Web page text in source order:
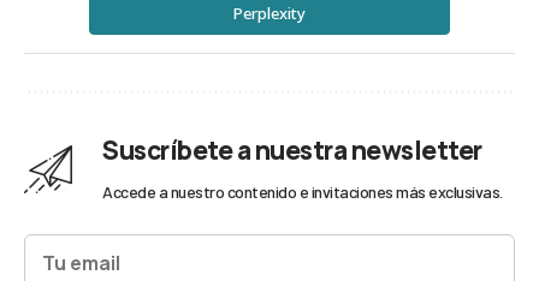
Perplexity
Suscríbete a nuestra newsletter
Accede a nuestro contenido e invitaciones más exclusivas.